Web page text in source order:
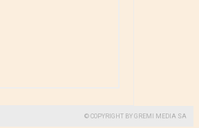
© COPYRIGHT BY GREMI MEDIA SA